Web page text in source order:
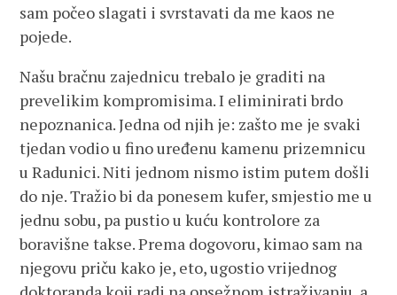
sam počeo slagati i svrstavati da me kaos ne
pojede.
Našu bračnu zajednicu trebalo je graditi na
prevelikim kompromisima. I eliminirati brdo
nepoznanica. Jedna od njih je: zašto me je svaki
tjedan vodio u fino uređenu kamenu prizemnicu
u Radunici. Niti jednom nismo istim putem došli
do nje. Tražio bi da ponesem kufer, smjestio me u
jednu sobu, pa pustio u kuću kontrolore za
boravišne takse. Prema dogovoru, kimao sam na
njegovu priču kako je, eto, ugostio vrijednog